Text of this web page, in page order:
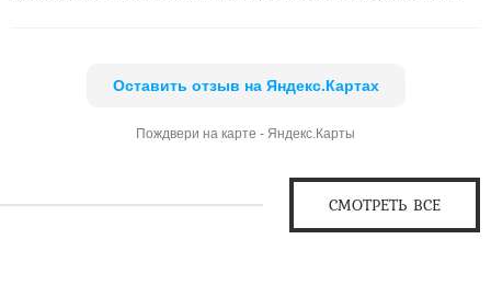
Оставить отзыв на Яндекс.Картах
Пождвери на карте - Яндекс.Карты
СМОТРЕТЬ ВСЕ